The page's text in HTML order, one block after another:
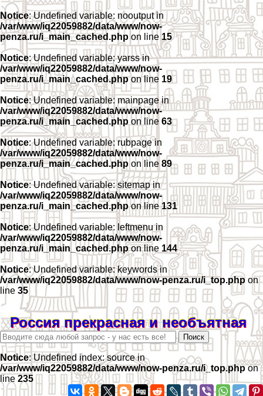
Notice: Undefined variable: nooutput in
/var/www/iq22059882/data/www/now-
penza.ru/i_main_cached.php on line 15
Notice: Undefined variable: yarss in
/var/www/iq22059882/data/www/now-
penza.ru/i_main_cached.phpon line 19
Notice: Undefined variable: mainpage in
/var/www/iq22059882/data/www/now-
penza.ru/i_main_cached.php on line 63
Notice: Undefined variable: rubpage in
/var/www/iq22059882/data/www/now-
penza.ru/i_main_cached.php on line 89
Notice: Undefined variable: sitemap in
/var/www/iq22059882/data/www/now-
penza.ru/i_main_cached.phpon line131
Notice: Undefined variable: leftmenu in
/var/www/iq22059882/data/www/now-
penza.ru/i_main_cached.phpon line 144
Notice: Undefined variable: keywords in
/var/www/iq22059882/data/www/now-penza.ru/i_top.php on
line 35
Россия прекрасная и необъятная
Notice: Undefined index: source in
/var/www/iq22059882/data/www/now-penza.ru/i_top.phpon
line 235